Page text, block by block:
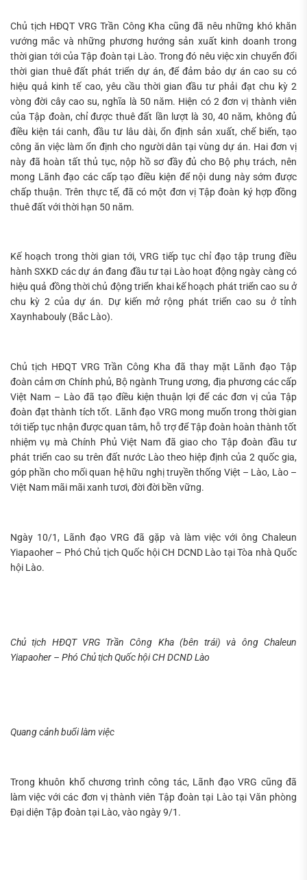
Chủ tịch HĐQT VRG Trần Công Kha cũng đã nêu những khó khăn
vướng mắc và những phương hướng sản xuất kinh doanh trong
thời gian tới của Tập đoàn tại Lào. Trong đó nêu việc xin chuyển đổi
thời gian thuê đất phát triển dự án, để đảm bảo dự án cao su có
hiệu quả kinh tế cao, yêu cầu thời gian đầu tư phải đạt chu kỳ 2
vòng đời cây cao su, nghĩa là 50 năm. Hiện có 2 đơn vị thành viên
của Tập đoàn, chỉ được thuê đất lần lượt là 30, 40 năm, không đủ
điều kiện tái canh, đầu tư lâu dài, ổn định sản xuất, chế biến, tạo
công ăn việc làm ổn định cho người dân tại vùng dự án. Hai đơn vị
này đã hoàn tất thủ tục, nộp hồ sơ đầy đủ cho Bộ phụ trách, nên
mong Lãnh đạo các cấp tạo điều kiện để nội dung này sớm được
chấp thuận. Trên thực tế, đã có một đơn vị Tập đoàn ký hợp đồng
thuê đất với thời hạn 50 năm.
Kế hoạch trong thời gian tới, VRG tiếp tục chỉ đạo tập trung điều
hành SXKD các dự án đang đầu tư tại Lào hoạt động ngày càng có
hiệu quả đồng thời chủ động triển khai kế hoạch phát triển cao su ở
chu kỳ 2 của dự án. Dự kiến mở rộng phát triển cao su ở tỉnh
Xaynhabouly (Bắc Lào).
Chủ tịch HĐQT VRG Trần Công Kha đã thay mặt Lãnh đạo Tập
đoàn cảm ơn Chính phủ, Bộ ngành Trung ương, địa phương các cấp
Việt Nam – Lào đã tạo điều kiện thuận lợi để các đơn vị của Tập
đoàn đạt thành tích tốt. Lãnh đạo VRG mong muốn trong thời gian
tới tiếp tục nhận được quan tâm, hỗ trợ để Tập đoàn hoàn thành tốt
nhiệm vụ mà Chính Phủ Việt Nam đã giao cho Tập đoàn đầu tư
phát triển cao su trên đất nước Lào theo hiệp định của 2 quốc gia,
góp phần cho mối quan hệ hữu nghị truyền thống Việt – Lào, Lào –
Việt Nam mãi mãi xanh tươi, đời đời bền vững.
Ngày 10/1, Lãnh đạo VRG đã gặp và làm việc với ông Chaleun
Yiapaoher – Phó Chủ tịch Quốc hội CH DCND Lào tại Tòa nhà Quốc
hội Lào.
Chủ tịch HĐQT VRG Trần Công Kha (bên trái) và ông Chaleun
Yiapaoher – Phó Chủ tịch Quốc hội CH DCND Lào
Quang cảnh buổi làm việc
Trong khuôn khổ chương trình công tác, Lãnh đạo VRG cũng đã
làm việc với các đơn vị thành viên Tập đoàn tại Lào tại Văn phòng
Đại diện Tập đoàn tại Lào, vào ngày 9/1.